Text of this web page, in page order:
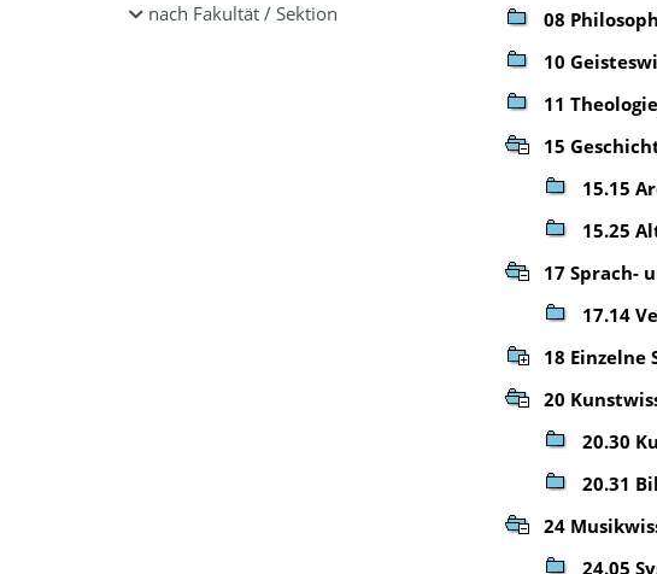
nach Fakultät / Sektion
08
10
11
15
15.15
15.25
17 Sprach-
17.14
18
20
20.30
20.31
24
24.05